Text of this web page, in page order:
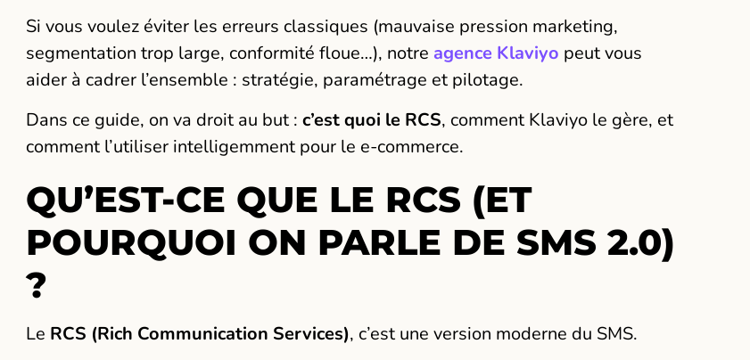
Si vous voulez éviter les erreurs classiques (mauvaise pression marketing,
segmentation trop large, conformité floue…), notre agence Klaviyo peut vous
aider à cadrer l’ensemble : stratégie, paramétrage et pilotage.
Dans ce guide, on va droit au but :c’est quoi le RCS, comment Klaviyo le gère, et
comment l’utiliser intelligemment pour le e-commerce.
QU’EST-CE QUE LE RCS (ET
POURQUOI ON PARLE DE SMS 2.0)
?
Le RCS (Rich Communication Services), c’est une version moderne du SMS.